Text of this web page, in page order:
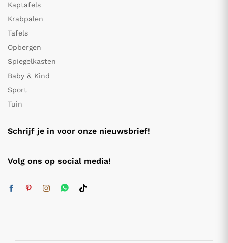
Kaptafels
Krabpalen
Tafels
Opbergen
Spiegelkasten
Baby & Kind
Sport
Tuin
Schrijf je in voor onze nieuwsbrief!
Volg ons op social media!